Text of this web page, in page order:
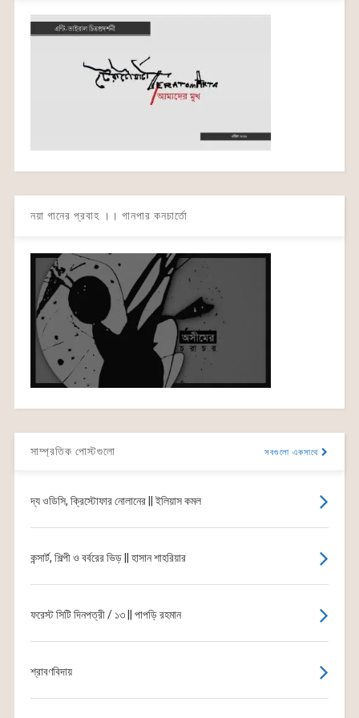
নয়া গানের প্রবাহ ।। গানপার কনচার্তো
সাম্প্রতিক পোস্টগুলো সবগুলো একসাথে
দ্য ওডিসি, ক্রিস্টোফার নোলানের || ইলিয়াস কমল
কন্সার্ট, শিল্পী ও বর্বরের ভিড় || হাসান শাহরিয়ার
ফরেস্ট সিটি দিনপত্রী / ১৩ || পাপড়ি রহমান
শ্রাবণবিদায়